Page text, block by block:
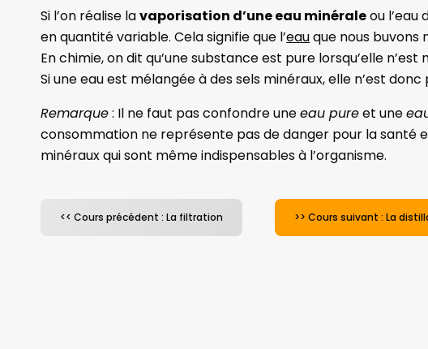
Si l’on réalise lavaporisation d’une eau minéraleou l’eau
en quantité variable. Cela signifie que l’eauque nous buvons
En chimie, on dit qu’une substance est pure lorsqu’elle
Si une eau est mélangée à des sels minéraux, elle n’est donc
Remarque: Il ne faut pas confondre uneeau pureet une
consommation ne représente pas de danger pour la santé
minéraux qui sont même indispensables à l’organisme.
<< Cours précédent : La filtration >> Cours suivant : La